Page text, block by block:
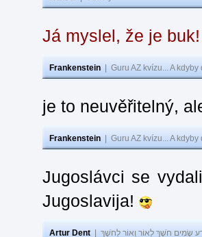
Já myslel, že je
Frankenstein Guru AZ kvízu... A
je to neuvěřitelný,
Frankenstein Guru AZ kvízu... A
Jugoslávci se
Jugoslavija!
Artur Dent שָׂמִים חֹשֶׁךְ לְאוֹר וְאוֹר לְחֹשֶׁךְ